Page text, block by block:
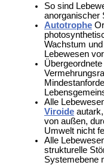
So sind
anorganischer
Autotrophe
Wachstum und
Lebewesen
Alle
Viroideautark,
von außen,
Umwelt nicht
Alle
strukturelle
Systemebene